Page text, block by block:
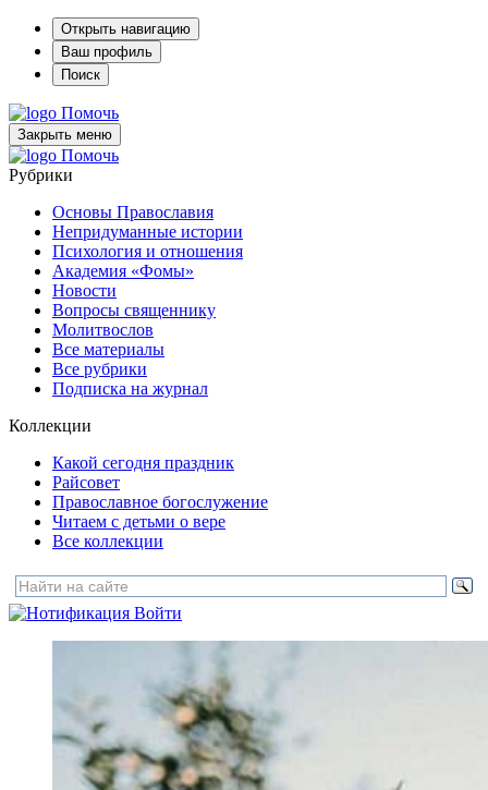
Открыть навигацию
Ваш профиль
Поиск
Помочь
Закрыть меню
Помочь
Рубрики
Основы Православия
Непридуманные истории
Психология и отношения
Академия «Фомы»
Новости
Вопросы священнику
Молитвослов
Все материалы
Все рубрики
Подписка на журнал
Коллекции
Какой сегодня праздник
Райсовет
Православное богослужение
Читаем с детьми о вере
Все коллекции
Войти